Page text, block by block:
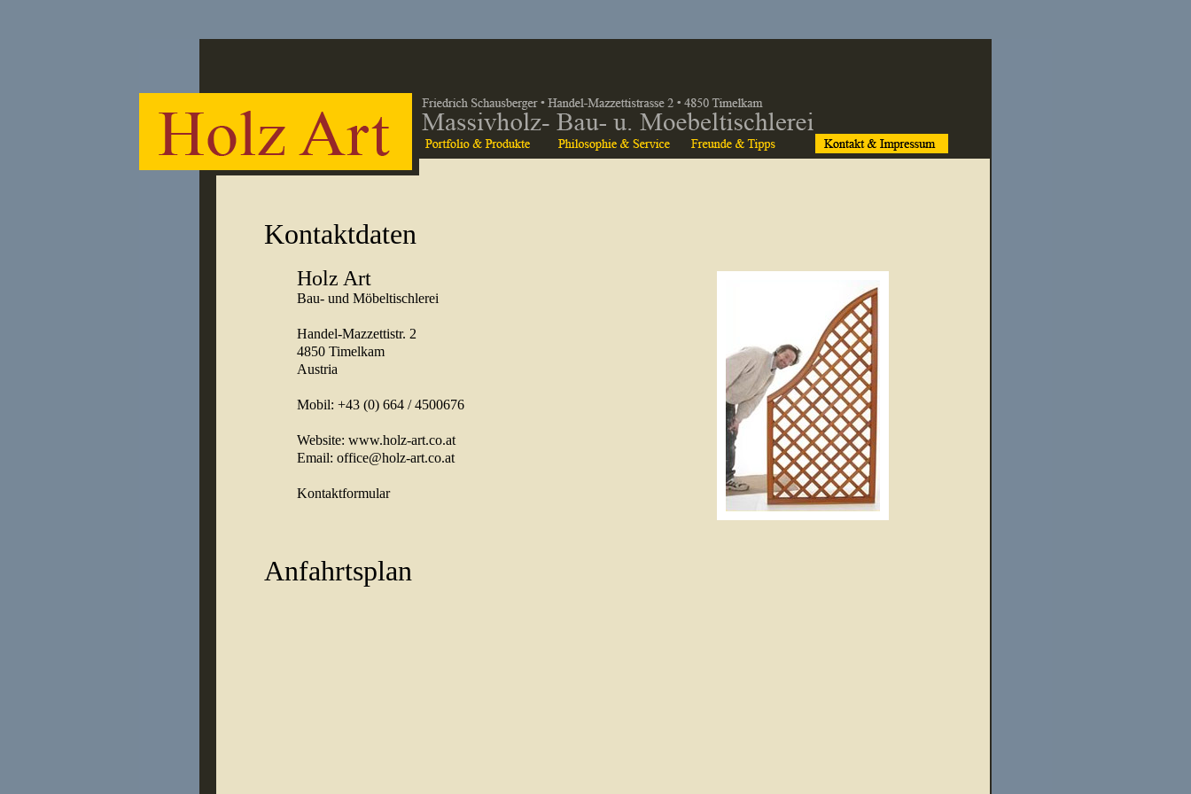
Kontaktdaten
Holz Art
Bau- und Möbeltischlerei
Handel-Mazzettistr. 2
4850 Timelkam
Austria
Mobil: +43 (0) 664 / 4500676
Website: www.holz-art.co.at
Email: office@holz-art.co.at
Kontaktformular
Anfahrtsplan